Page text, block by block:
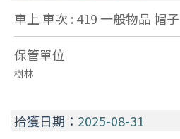
車上 車次 : 419一般物品 帽子
保管單位
樹林
拾獲日期： 2025-08-31